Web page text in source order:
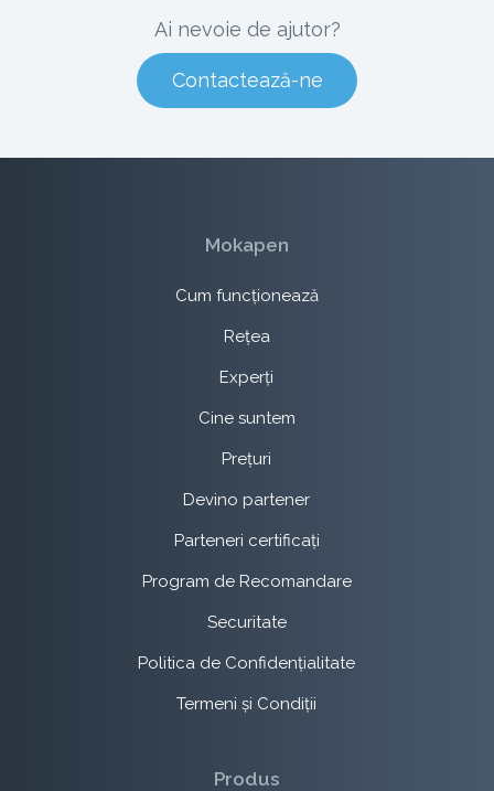
Ai nevoie de ajutor?
Contactează-ne
Mokapen
Cum funcționează
Rețea
Experți
Cine suntem
Prețuri
Devino partener
Parteneri certificați
Program de Recomandare
Securitate
Politica de Confidențialitate
Termeni și Condiții
Produs